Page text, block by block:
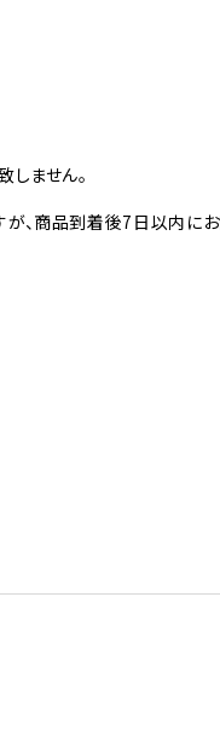
ません。
、商品到着後7日以内に